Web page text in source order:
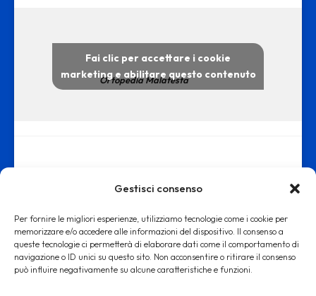
Gestisci consenso
Per fornire le migliori esperienze, utilizziamo tecnologie come i cookie per
memorizzare e/o accedere alle informazioni del dispositivo. Il consenso a
queste tecnologie ci permetterà di elaborare dati come il comportamento di
navigazione o ID unici su questo sito. Non acconsentire o ritirare il consenso
può influire negativamente su alcune caratteristiche e funzioni.
Ortopedia Malatesta
Fai clic per accettare i cookie
marketing e abilitare questo contenuto
www.ortopediamalatesta.it - copyright 2019 © - Iscrizione alla Camera
di Commercio di Roma REA RM: 1553167